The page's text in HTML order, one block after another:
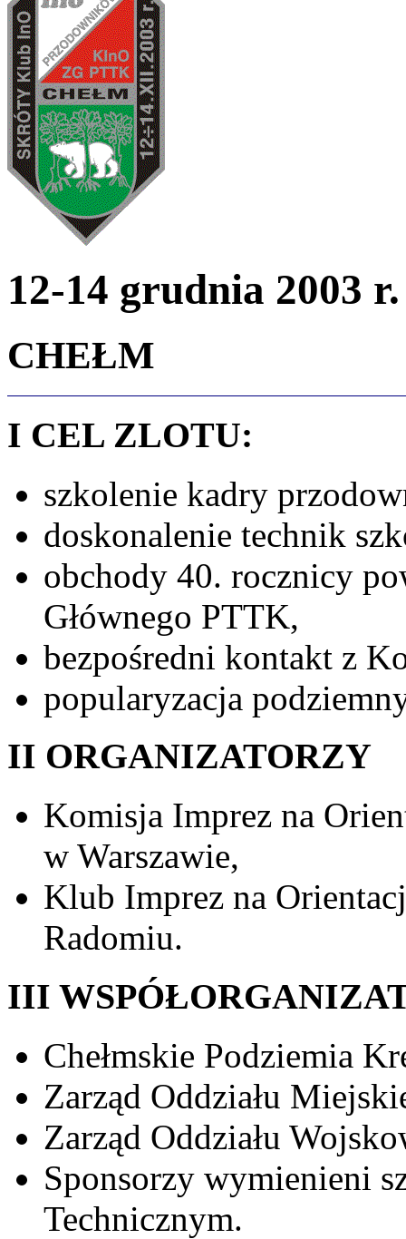
12-14 grudnia 2003 r.
CHEŁM
I CEL ZLOTU:
szkolenie kadry
doskonalenie technik
obchody 40. rocznicy
Głównego PTTK,
bezpośredni kontakt z
popularyzacja
II ORGANIZATORZY
Komisja Imprez na
w Warszawie,
Klub Imprez na
Radomiu.
III
Chełmskie Podziemia
Zarząd Oddziału
Zarząd Oddziału
Sponsorzy wymienieni
Technicznym.